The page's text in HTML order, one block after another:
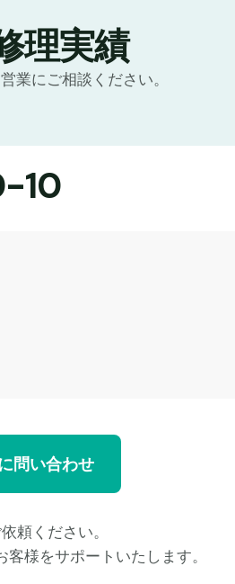
理実績
業にご相談ください。
10
問い合わせ
頼ください。
様をサポートいたします。